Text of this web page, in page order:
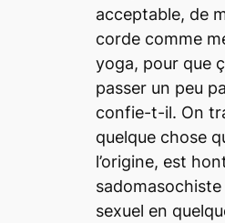
acceptable, de
corde comme
yoga, pour que
passer un peu
confie-t-il. On
quelque chose
l’origine, est
sexuel en